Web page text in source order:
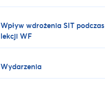
Wpływ wdrożenia SIT podczas
lekcji WF
Wydarzenia